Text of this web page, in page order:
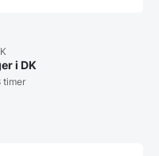
i DK
timer